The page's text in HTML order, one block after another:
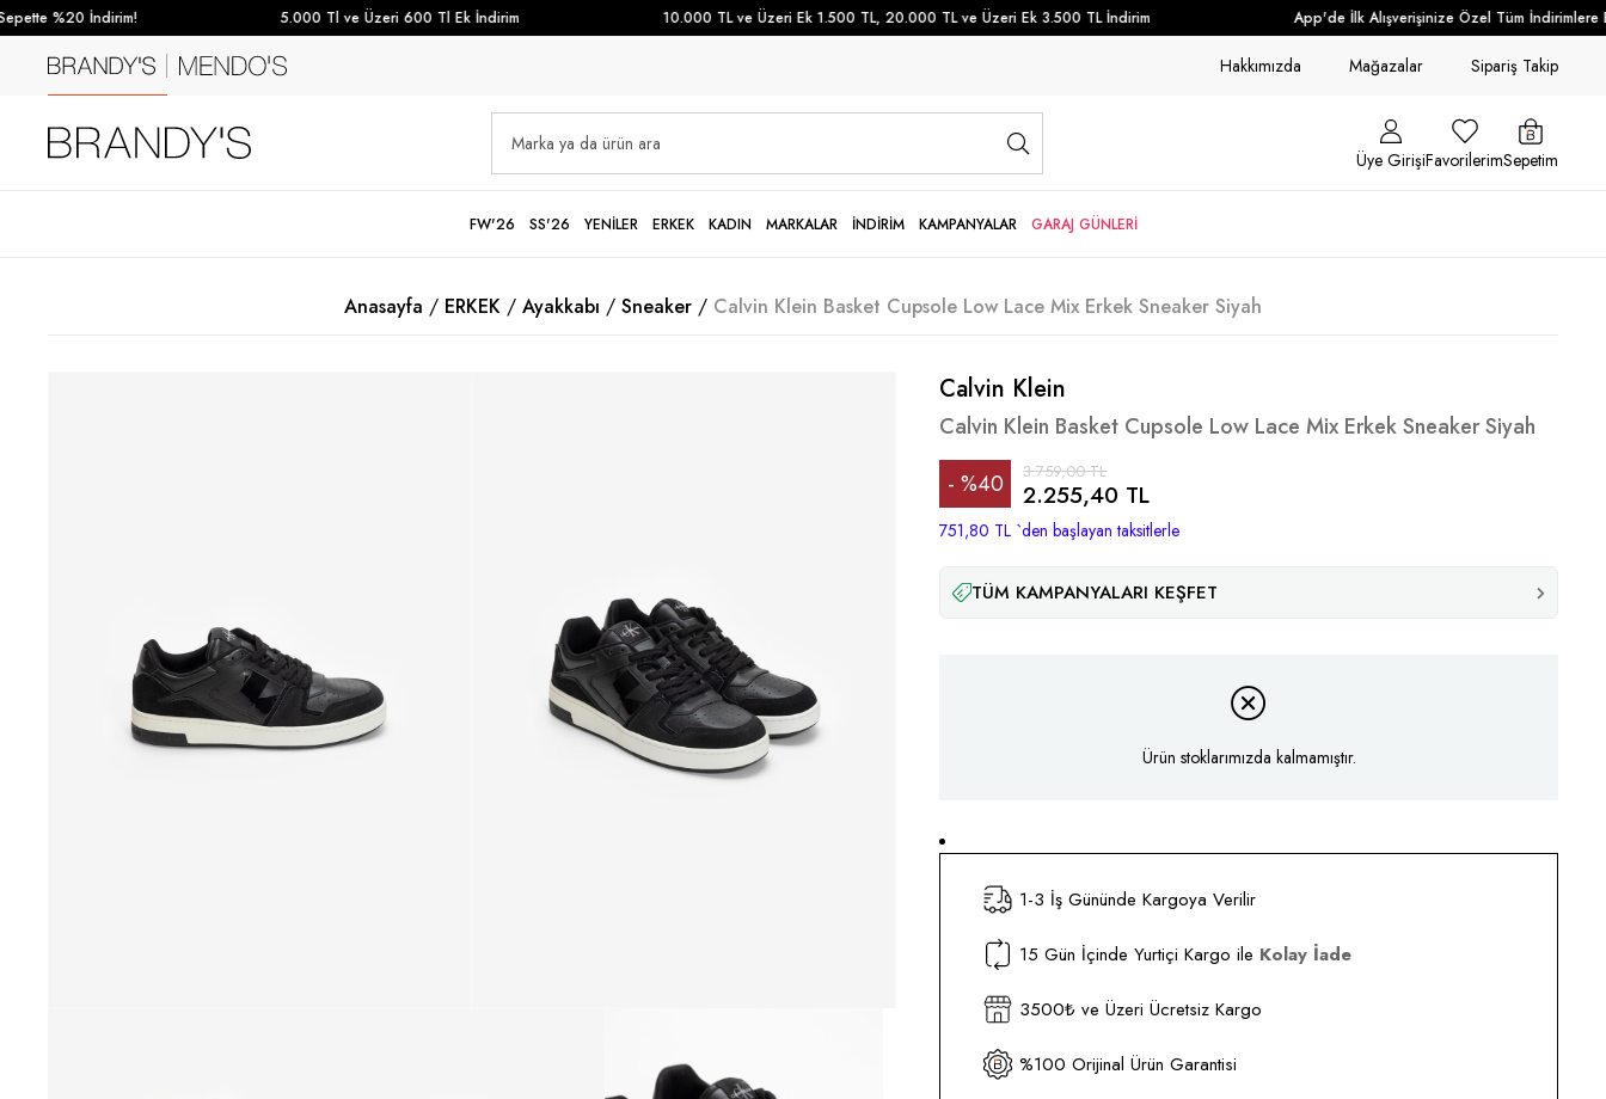
%20 İndirim! 5.000 Tl ve Üzeri 600 Tl Ek İndirim 10.000 TL ve Üzeri Ek 1.500 TL, 20.000 TL ve Üzeri Ek 3.500 TL İndirim App'de İlk Alışverişinize Özel Tüm İndirimlere
Hakkımızda Mağazalar Sipariş Takip
Üye GirişiFavorilerimSepetim
FW'26 SS'26 YENİLER ERKEK KADIN MARKALAR İNDİRİM KAMPANYALAR GARAJ GÜNLERİ
Anasayfa ERKEK Ayakkabı Sneaker Calvin Klein Basket Cupsole Low Lace Mix Erkek Sneaker Siyah
Calvin Klein
Calvin Klein Basket Cupsole Low Lace Mix Erkek Sneaker Siyah
%40
İndirim
3.759,00 TL
2.255,40 TL
751,80 TL `den başlayan taksitlerle
TÜM KAMPANYALARI KEŞFET
Ürün stoklarımızda kalmamıştır.
1-3 İş Gününde Kargoya Verilir
15 Gün İçinde Yurtiçi Kargo ile Kolay İade
3500₺ ve Üzeri Ücretsiz Kargo
%100 Orijinal Ürün Garantisi